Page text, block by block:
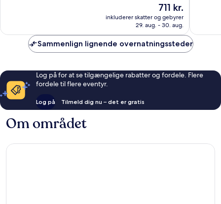
anmeldelser
Prisen
711 kr.
711 kr.
inkluderer skatter og gebyrer
29. aug. - 30. aug.
Sammenlign lignende overnatningssteder
Log på for at se tilgængelige rabatter og fordele. Flere
fordele til flere eventyr.
Log på Tilmeld dig nu – det er gratis
Om området